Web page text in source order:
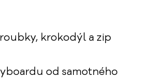
krokodýl a zip
od samotného